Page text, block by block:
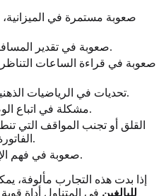
صعوبة مستمرة في الميزانية،
صعوبة في تقدير المسافات أو السرعات أو الكميات.
صعوبة في قراءة الساعات
تحديات في الرياضيات الذهنية، حتى للحسابات البسيطة.
مشكلة في اتباع الوصفات التي تتطلب قياسات.
القلق أو تجنب المواقف التي
الفاتورة، تحليل البيانات في العمل).
صعوبة في فهم الإحصاءات أو الرسوم البيانية.
إذا بدت هذه التجارب مألوفة،
للبالغين في المتناول أداة